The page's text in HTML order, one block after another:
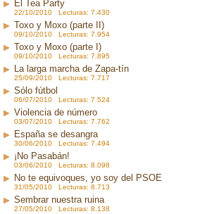
El Tea Party
22/10/2010 Lecturas: 7.430
Toxo y Moxo (parte II)
09/10/2010 Lecturas: 7.954
Toxo y Moxo (parte I)
09/10/2010 Lecturas: 7.895
La larga marcha de Zapa-tín
25/09/2010 Lecturas: 7.717
Sólo fútbol
06/07/2010 Lecturas: 7.524
Violencia de número
03/07/2010 Lecturas: 7.762
España se desangra
30/06/2010 Lecturas: 7.494
¡No Pasabán!
03/06/2010 Lecturas: 8.098
No te equivoques, yo soy del PSOE
31/05/2010 Lecturas: 8.713
Sembrar nuestra ruina
27/05/2010 Lecturas: 8.138